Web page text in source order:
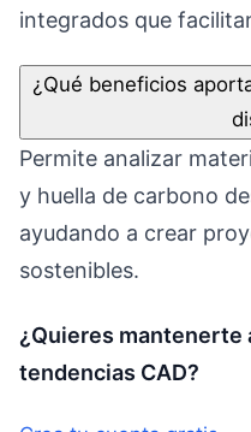
integrados que
¿Qué beneficios
Permite analizar
y huella de carbono
ayudando a crear
sostenibles.
¿Quieres mantenerte
tendencias CAD?